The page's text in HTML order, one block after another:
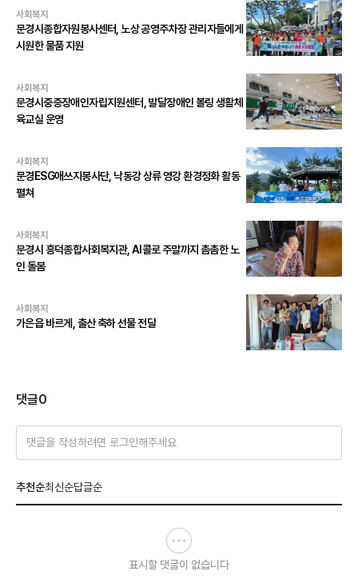
사회복지
문경시종합자원봉사센터, 노상 공영주차장 관리자들에게
시원한 물품 지원
사회복지
문경시중증장애인자립지원센터, 발달장애인 볼링 생활체
육교실 운영
사회복지
문경ESG애쓰지봉사단, 낙동강 상류 영강 환경정화 활동
펼쳐
사회복지
문경시 흥덕종합사회복지관, AI콜로 주말까지 촘촘한 노
인 돌봄
사회복지
가은읍 바르게, 출산 축하 선물 전달
댓글0
댓글을 작성하려면 로그인해주세요
추천순최신순답글순
표시할 댓글이 없습니다